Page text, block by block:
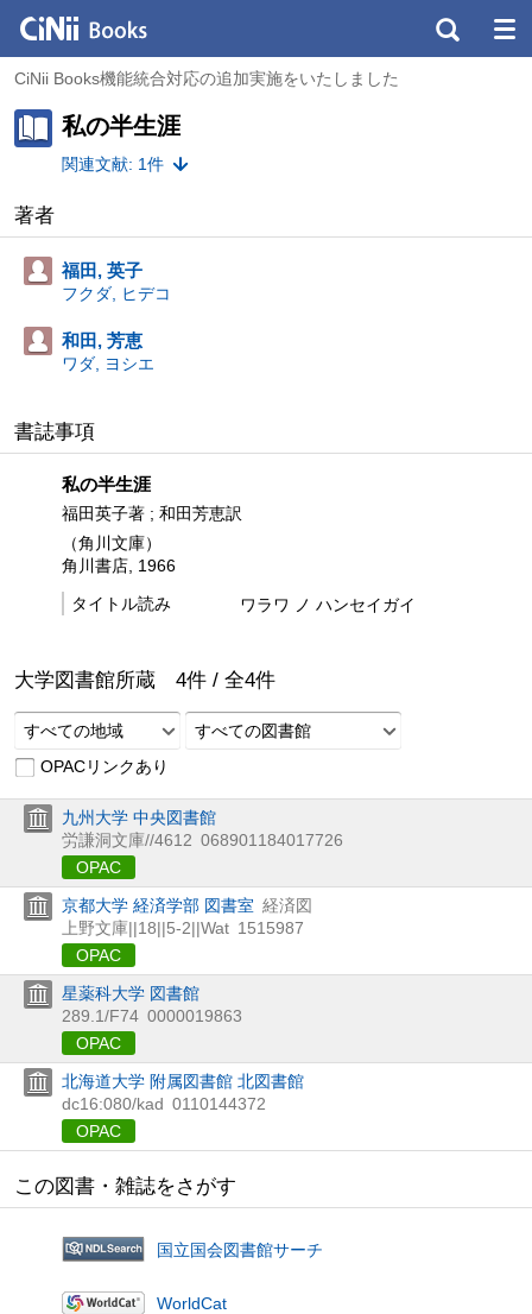
CiNii Books機能統合対応の追加実施をいたしました
私の半生涯
関連文献: 1件
著者
福田, 英子
フクダ, ヒデコ
和田, 芳恵
ワダ, ヨシエ
書誌事項
私の半生涯
福田英子著 ; 和田芳恵訳
（角川文庫）
角川書店, 1966
タイトル読み
ワラワ ノ ハンセイガイ
大学図書館所蔵 4件 / 全4件
すべての地域
すべての図書館
OPACリンクあり
九州大学 中央図書館
労謙洞文庫//4612 068901184017726
OPAC
京都大学 経済学部 図書室 経済図
上野文庫||18||5-2||Wat 1515987
OPAC
星薬科大学 図書館
289.1/F74 0000019863
OPAC
北海道大学 附属図書館 北図書館
dc16:080/kad 0110144372
OPAC
この図書・雑誌をさがす
国立国会図書館サーチ
WorldCat